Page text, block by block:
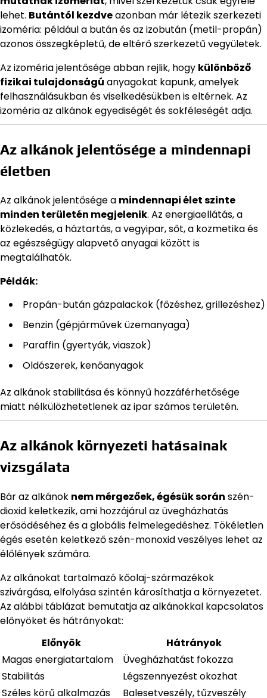
lehet. Butántól kezdveazonban már létezik szerkezeti
izoméria: például a bután és az izobután (metil-propán)
azonos összegképletű, de eltérő szerkezetű vegyületek.
Az izoméria jelentősége abban rejlik, hogy különböző
fizikai tulajdonságú anyagokat kapunk, amelyek
felhasználásukban és viselkedésükben is eltérnek. Az
izoméria az alkánok egyediségét és sokféleségét adja.
Az alkánok jelentősége a mindennapi
életben
Az alkánok jelentősége a mindennapi élet szinte
minden területén megjelenik. Az energiaellátás, a
közlekedés, a háztartás, a vegyipar, sőt, a kozmetika és
az egészségügy alapvető anyagai között is
megtalálhatók.
Példák:
Propán-bután gázpalackok (főzéshez, grillezéshez)
Benzin (gépjárművek üzemanyaga)
Paraffin (gyertyák, viaszok)
Oldószerek, kenőanyagok
Az alkánok stabilitása és könnyű hozzáférhetősége
miatt nélkülözhetetlenek az ipar számos területén.
Az alkánok környezeti hatásainak
vizsgálata
Bár az alkánok nem mérgezőek, égésük során szén-
dioxid keletkezik, ami hozzájárul az üvegházhatás
erősödéséhez és a globális felmelegedéshez. Tökéletlen
égés esetén keletkező szén-monoxid veszélyes lehet az
élőlények számára.
Az alkánokat tartalmazó kőolaj-származékok
szivárgása, elfolyása szintén károsíthatja a környezetet.
Az alábbi táblázat bemutatja az alkánokkal kapcsolatos
előnyöket és hátrányokat:
Előnyök
Hátrányok
Magas energiatartalom
Üvegházhatást fokozza
Stabilitás
Légszennyezést okozhat
Széles körű alkalmazás
Balesetveszély, tűzveszély